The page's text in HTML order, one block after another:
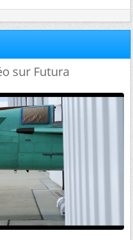
sur Futura